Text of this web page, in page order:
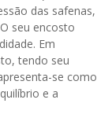
das safenas,
seu encosto
Em
tendo seu
se como
e a